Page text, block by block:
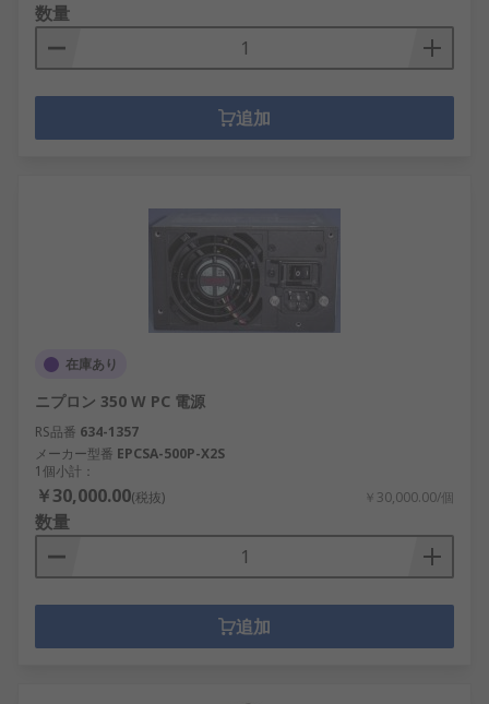
数量
追加
在庫あり
ニプロン 350 W PC 電源
RS品番 634-1357
メーカー型番 EPCSA-500P-X2S
1個小計：
￥30,000.00(税抜) ￥30,000.00/個
数量
追加